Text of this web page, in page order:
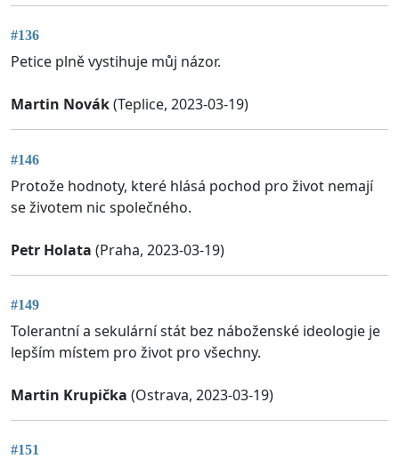
#136
Petice plně vystihuje můj názor.
Martin Novák(Teplice, 2023-03-19)
#146
Protože hodnoty, které hlásá pochod pro život nemají
se životem nic společného.
Petr Holata (Praha, 2023-03-19)
#149
Tolerantní a sekulární stát bez náboženské ideologie je
lepším místem pro život pro všechny.
Martin Krupička (Ostrava, 2023-03-19)
#151